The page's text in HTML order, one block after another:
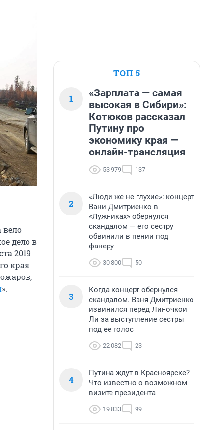
вело
дело в
2019
края
».
ТОП 5
1
«Зарплата — самая
высокая в Сибири»:
Котюков рассказал
Путину про
экономику края —
онлайн-трансляция
53 979 137
2
«Люди же не глухие»: концерт
Вани Дмитриенко в
«Лужниках» обернулся
скандалом — его сестру
обвинили в пении под
фанеру
30 800 50
3
Когда концерт обернулся
скандалом. Ваня Дмитриенко
извинился перед Линочкой
Ли за выступление сестры
под ее голос
22 082 23
4
Путина ждут в Красноярске?
Что известно о возможном
визите президента
19 833 99